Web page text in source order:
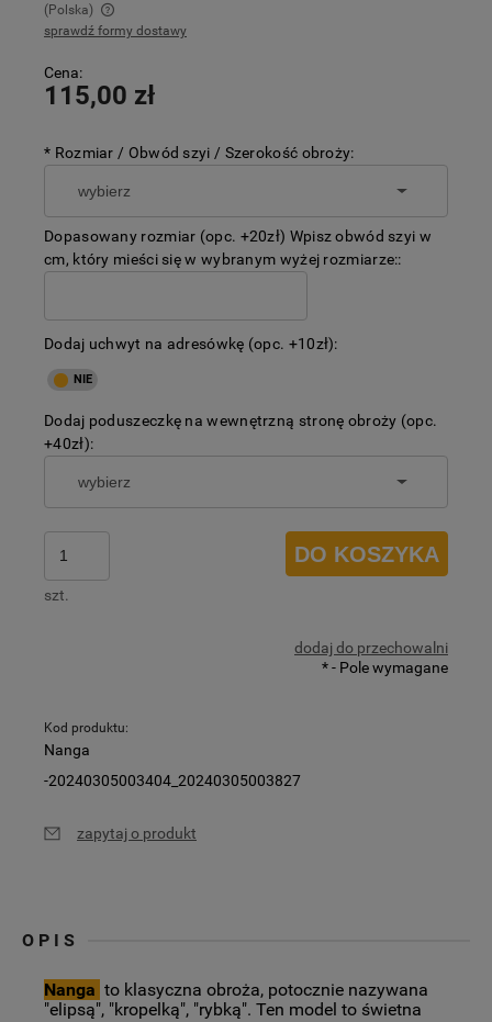
(Polska)
Cena nie zawiera ewentualnych kosztów płatności
sprawdź formy dostawy
Cena:
115,00 zł
* Rozmiar / Obwód szyi / Szerokość obroży:
Dopasowany rozmiar (opc. +20zł) Wpisz obwód szyi w
cm, który mieści się w wybranym wyżej rozmiarze::
Dodaj uchwyt na adresówkę (opc. +10zł):
Dodaj poduszeczkę na wewnętrzną stronę obroży (opc.
+40zł):
szt.
DO KOSZYKA
dodaj do przechowalni
*- Pole wymagane
Kod produktu:
Nanga
-20240305003404_20240305003827
zapytaj o produkt
OPIS
Nanga to klasyczna obroża, potocznie nazywana
"elipsą", "kropelką", "rybką". Ten model to świetna